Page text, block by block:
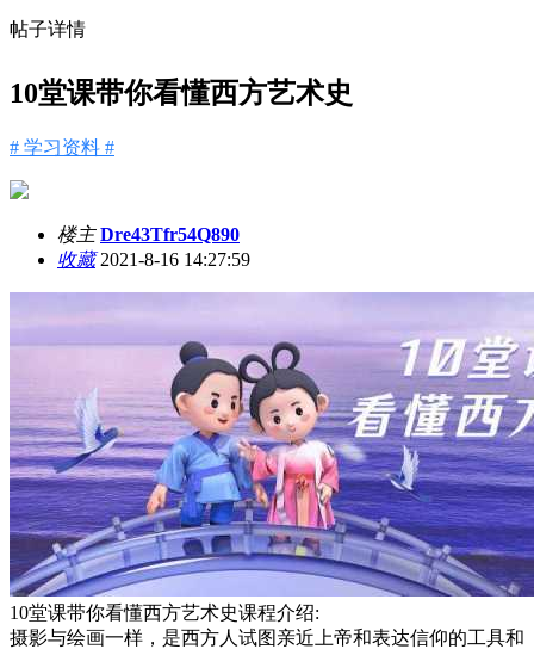
帖子详情
10堂课带你看懂西方艺术史
# 学习资料 #
楼主 Dre43Tfr54Q890
收藏2021-8-16 14:27:59
10堂课带你看懂西方艺术史课程介绍:
摄影与绘画一样，是西方人试图亲近上帝和表达信仰的工具和